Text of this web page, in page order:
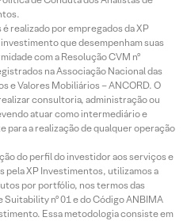
realizado por empregados da XP
que desempenham suas
com a Resolução CVM nº
na Associação Nacional das
e Valores Mobiliários – ANCORD. O
consultoria, administração ou
atuar como intermediário e
a realização de qualquer operação
do perfil do investidor aos serviços e
XP Investimentos, utilizamos a
por portfólio, nos termos das
nº 01 e do Código ANBIMA
Essa metodologia consiste em